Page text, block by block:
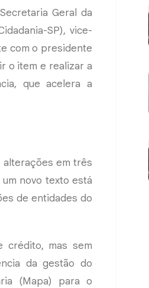
Geral da
SP), vice-
com o presidente
o item e realizar a
que acelera a
alterações em três
novo texto está
de entidades do
crédito, mas sem
da gestão do
(Mapa) para o